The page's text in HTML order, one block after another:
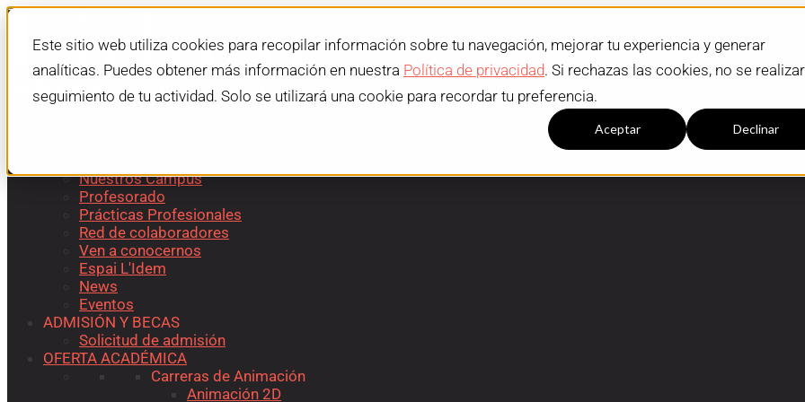
Este sitio web utiliza cookies para recopilar información sobre tu navegación, mejorar tu experiencia y generar
analíticas. Puedes obtener más información en nuestra Política de privacidad. Si rechazas las cookies, no se
seguimiento de tu actividad. Solo se utilizará una cookie para recordar tu preferencia.
Aceptar Declinar
Nuestros Campus
Profesorado
Prácticas Profesionales
Red de colaboradores
Ven a conocernos
Espai L'Idem
News
Eventos
ADMISIÓN Y BECAS
Solicitud de admisión
OFERTA ACADÉMICA
Carreras de Animación
Animación 2D